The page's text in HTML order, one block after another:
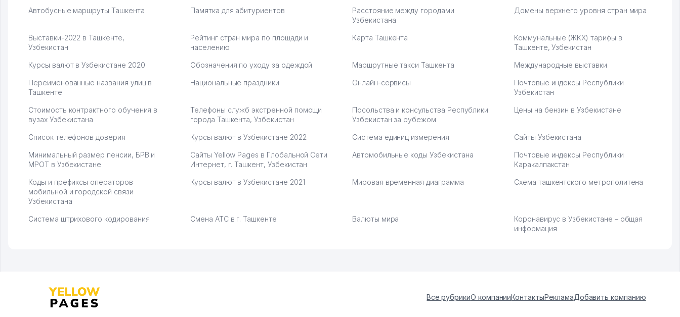
Автобусные маршруты Ташкента Памятка для абитуриентов
Расстояние между городами
Узбекистана
Домены верхнего уровня стран мира
Выставки-2022 в Ташкенте,
Узбекистан
Рейтинг стран мира по площади и
населению
Карта Ташкента
Коммунальные (ЖКХ) тарифы в
Ташкенте, Узбекистан
Курсы валют в Узбекистане 2020 Обозначения по уходу за одеждой Маршрутные такси Ташкента Международные выставки
Переименованные названия улиц в
Ташкенте
Национальные праздники Онлайн-сервисы
Почтовые индексы Республики
Узбекистан
Стоимость контрактного обучения в
вузах Узбекистана
Телефоны служб экстренной помощи
города Ташкента, Узбекистан
Посольства и консульства Республики
Узбекистан за рубежом
Цены на бензин в Узбекистане
Список телефонов доверия Курсы валют в Узбекистане 2022 Система единиц измерения Сайты Узбекистана
Минимальный размер пенсии, БРВ и
МРОТ в Узбекистане
Сайты Yellow Pages в Глобальной Сети
Интернет, г. Ташкент, Узбекистан
Автомобильные коды Узбекистана
Почтовые индексы Республики
Каракалпакстан
Коды и префиксы операторов
мобильной и городской связи
Узбекистана
Курсы валют в Узбекистане 2021 Мировая временная диаграмма Схема ташкентского метрополитена
Система штрихового кодирования Смена АТС в г. Ташкенте Валюты мира
Коронавирус в Узбекистане – общая
информация
Все рубрикиО компанииКонтактыРекламаДобавить компанию